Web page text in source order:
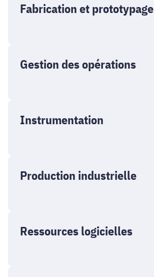
Fabrication et prototypage
Gestion des opérations
Instrumentation
Production industrielle
Ressources logicielles